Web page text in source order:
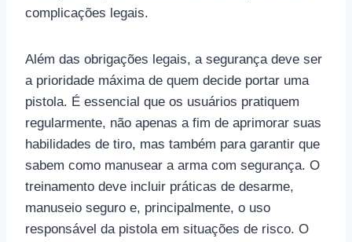
complicações legais.
Além das obrigações legais, a segurança deve ser
a prioridade máxima de quem decide portar uma
pistola. É essencial que os usuários pratiquem
regularmente, não apenas a fim de aprimorar suas
habilidades de tiro, mas também para garantir que
sabem como manusear a arma com segurança. O
treinamento deve incluir práticas de desarme,
manuseio seguro e, principalmente, o uso
responsável da pistola em situações de risco. O